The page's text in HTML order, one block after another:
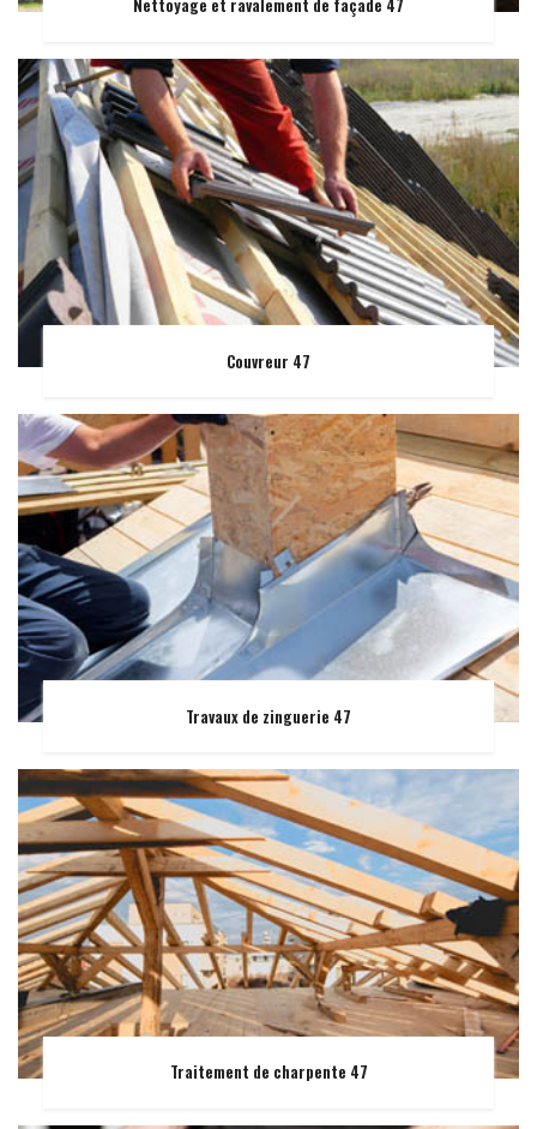
Nettoyage et ravalement de façade 47
Couvreur 47
Travaux de zinguerie 47
Traitement de charpente 47